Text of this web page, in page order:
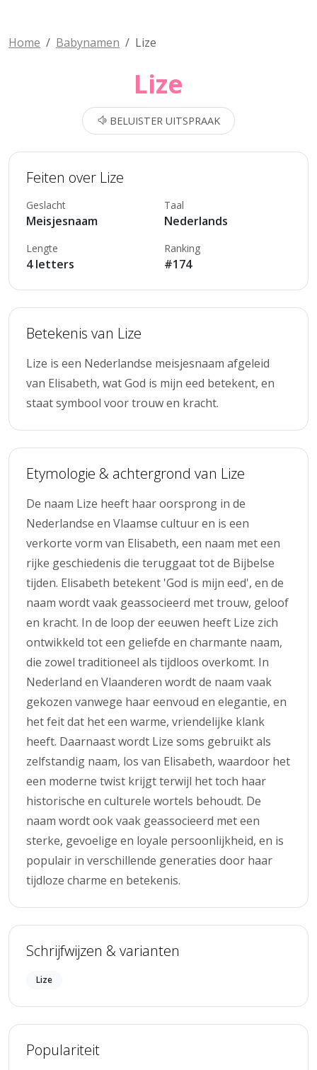
Home Babynamen Lize
Lize
BELUISTER UITSPRAAK
Feiten over Lize
Geslacht
Meisjesnaam
Taal
Nederlands
Lengte
4 letters
Ranking
#174
Betekenis van Lize
Lize is een Nederlandse meisjesnaam afgeleid
van Elisabeth, wat God is mijn eed betekent, en
staat symbool voor trouw en kracht.
Etymologie & achtergrond van Lize
De naam Lize heeft haar oorsprong in de
Nederlandse en Vlaamse cultuur en is een
verkorte vorm van Elisabeth, een naam met een
rijke geschiedenis die teruggaat tot de Bijbelse
tijden. Elisabeth betekent 'God is mijn eed', en de
naam wordt vaak geassocieerd met trouw, geloof
en kracht. In de loop der eeuwen heeft Lize zich
ontwikkeld tot een geliefde en charmante naam,
die zowel traditioneel als tijdloos overkomt. In
Nederland en Vlaanderen wordt de naam vaak
gekozen vanwege haar eenvoud en elegantie, en
het feit dat het een warme, vriendelijke klank
heeft. Daarnaast wordt Lize soms gebruikt als
zelfstandig naam, los van Elisabeth, waardoor het
een moderne twist krijgt terwijl het toch haar
historische en culturele wortels behoudt. De
naam wordt ook vaak geassocieerd met een
sterke, gevoelige en loyale persoonlijkheid, en is
populair in verschillende generaties door haar
tijdloze charme en betekenis.
Schrijfwijzen & varianten
Lize
Populariteit